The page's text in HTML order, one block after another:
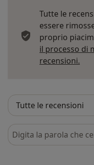
Tutte le
essere
proprio
il processo di
recensioni.
Cerca nelle recensioni